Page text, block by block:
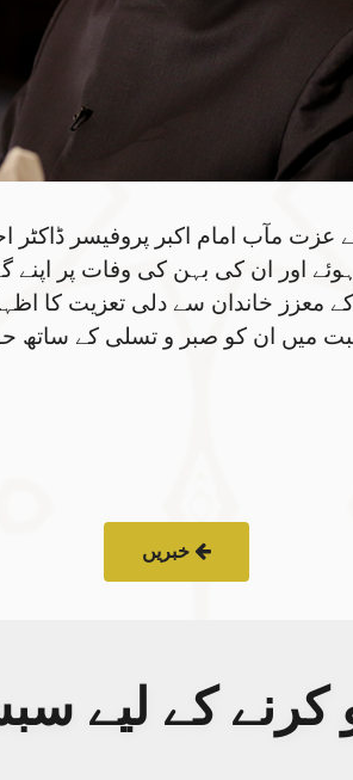
عزت مآب امام اکبر پروفیسر
ان کی بہن کی وفات پر اپنے
کے معزز خاندان سے دلی تعزیت کا
میں ان کو صبر و تسلی کے ساتھ
خبریں
کرنے کے لیے